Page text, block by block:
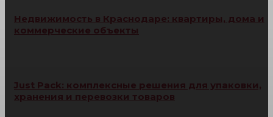
Недвижимость в Краснодаре: квартиры, дома и
коммерческие объекты
Just Pack: комплексные решения для упаковки,
хранения и перевозки товаров